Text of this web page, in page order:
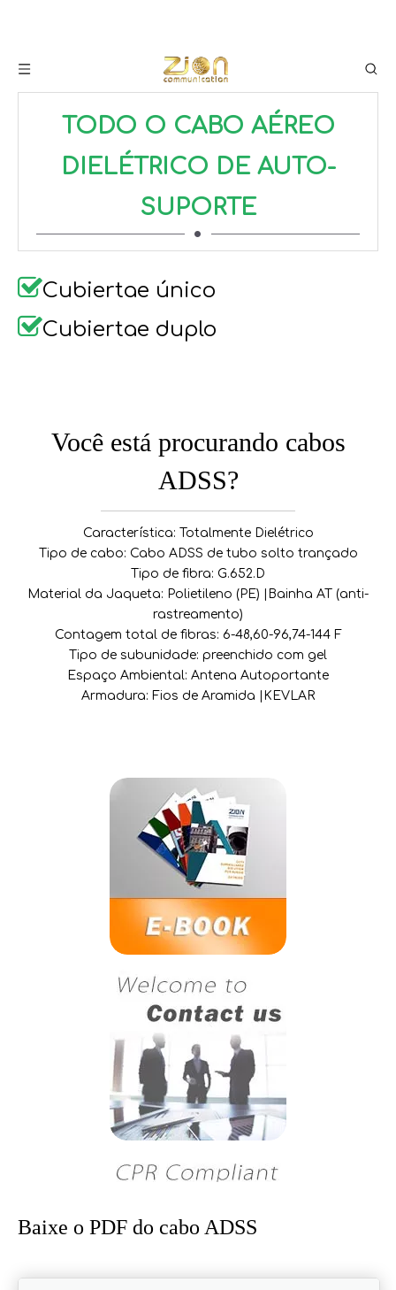
TODO O CABO AÉREO
DIELÉTRICO DE AUTO-
SUPORTE
Cubiertae único
Cubiertae duplo
Você está procurando cabos
ADSS?
Característica: Totalmente Dielétrico
Tipo de cabo: Cabo ADSS de tubo solto trançado
Tipo de fibra: G.652.D
Material da Jaqueta: Polietileno (PE) |Bainha AT (anti-
rastreamento)
Contagem total de fibras: 6-48,60-96,74-144 F
Tipo de subunidade: preenchido com gel
Espaço Ambiental: Antena Autoportante
Armadura: Fios de Aramida |KEVLAR
Baixe o PDF do cabo ADSS